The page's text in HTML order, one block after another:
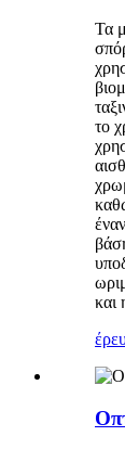
Τα
το
και